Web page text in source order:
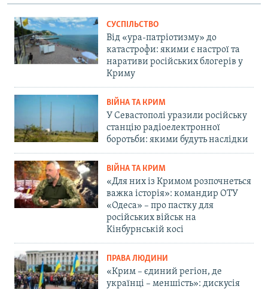
СУСПІЛЬСТВО
Від «ура-патріотизму» до
катастрофи: якими є настрої та
наративи російських блогерів у
Криму
ВІЙНА ТА КРИМ
У Севастополі уразили російську
станцію радіоелектронної
боротьби: якими будуть наслідки
ВІЙНА ТА КРИМ
«Для них із Кримом розпочнеться
важка історія»: командир ОТУ
«Одеса» – про пастку для
російських військ на
Кінбурнській косі
ПРАВА ЛЮДИНИ
«Крим – єдиний регіон, де
українці – меншість»: дискусія